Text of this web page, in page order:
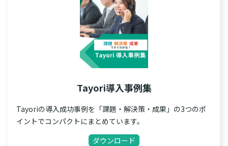
Tayori導入事例集
Tayoriの導入成功事例を「課題・解決策・成果」の3つのポ
イントでコンパクトにまとめています。
ダウンロード